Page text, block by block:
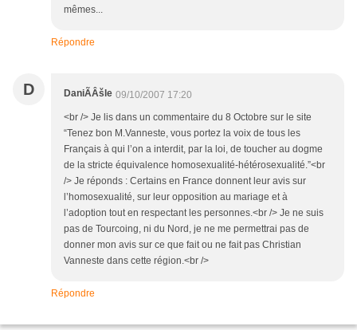
mêmes...
Répondre
D DaniÃÂšle 09/10/2007 17:20
<br /> Je lis dans un commentaire du 8 Octobre sur le site
“Tenez bon M.Vanneste, vous portez la voix de tous les
Français à qui l’on a interdit, par la loi, de toucher au dogme
de la stricte équivalence homosexualité-hétérosexualité.”<br
/> Je réponds : Certains en France donnent leur avis sur
l’homosexualité, sur leur opposition au mariage et à
l’adoption tout en respectant les personnes.<br /> Je ne suis
pas de Tourcoing, ni du Nord, je ne me permettrai pas de
donner mon avis sur ce que fait ou ne fait pas Christian
Vanneste dans cette région.<br />
Répondre